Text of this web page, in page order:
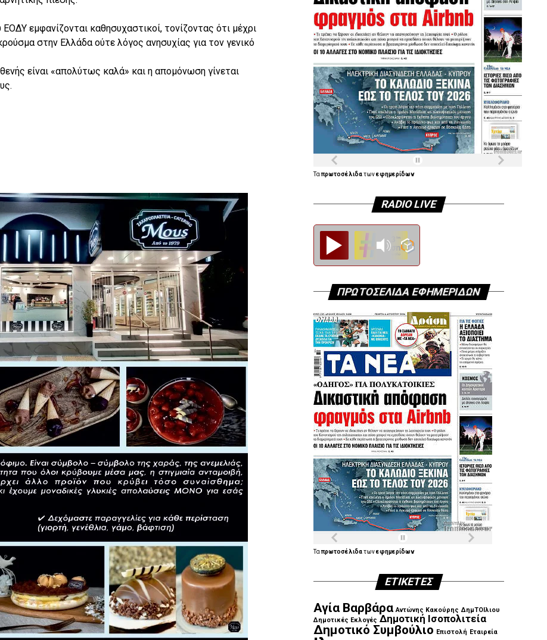
ΕΟΔΥ εμφανίζονται καθησυχαστικοί, τονίζοντας ότι μέχρι
στην Ελλάδα ούτε λόγος ανησυχίας για τον γενικό
είναι «απολύτως καλά» και η απομόνωση γίνεται
Ταπρωτοσέλιδατωνεφημερίδων
RADIO LIVE
ΠΡΩΤΟΣΕΛΙΔΑ ΕΦΗΜΕΡΙΔΩΝ
Ταπρωτοσέλιδατωνεφημερίδων
ΕΤΙΚΈΤΕΣ
Αγία Βαρβάρα Αντώνης Κακούρης ΔημΤΟΙλιου
Δημοτικές Εκλογές Δημοτική Ισοπολιτεία
Δημοτικό Συμβούλιο Επιστολή Εταιρεία